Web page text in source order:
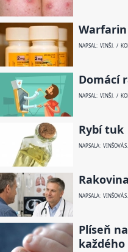
Warfarin
NAPSAL: VINŠ J. /
Domácí
NAPSAL: VINŠ J. /
Rybí tuk
NAPSALA: VINŠOVÁ
NAPSALA: VINŠOVÁ
Plíseň